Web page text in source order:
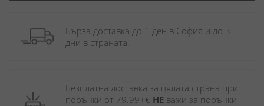
Бърза доставка до 1 ден в София и до 3
дни в страната.
Безплатна доставка за цялата страна при
поръчки от 79.99+€ НЕ важи за поръчки